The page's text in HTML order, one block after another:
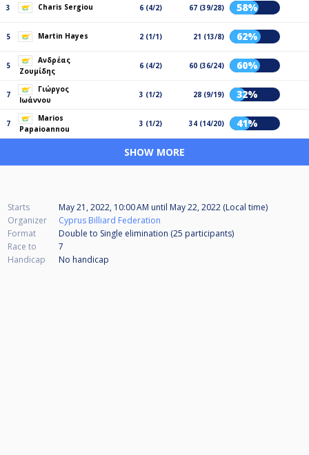
3 Charis Sergiou 6 (4/2) 67 (39/28) 58%
5 Martin Hayes 2 (1/1) 21 (13/8) 62%
5
Ανδρέας
Ζουμίδης
6 (4/2) 60 (36/24) 60%
7
Γιώργος
Ιωάννου
3 (1/2) 28 (9/19) 32%
7
Marios
Papaioannou
3 (1/2) 34 (14/20) 41%
SHOW MORE
Starts May 21, 2022, 10:00 AM until May 22, 2022 (Local time)
Organizer
Cyprus Billiard Federation
Format
Double to Single elimination (25 participants)
Race to
7
Handicap
No handicap